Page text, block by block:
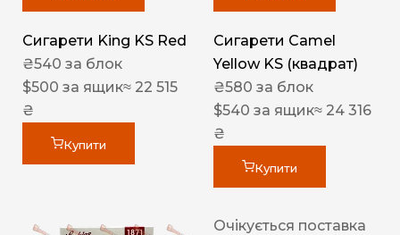
Сигарети King KS Red
₴540 за блок
$500 за ящик≈ 22 515
₴
Купити
Сигарети Camel
Yellow KS (квадрат)
₴580 за блок
$540 за ящик≈ 24 316
₴
Купити
Очікується поставка